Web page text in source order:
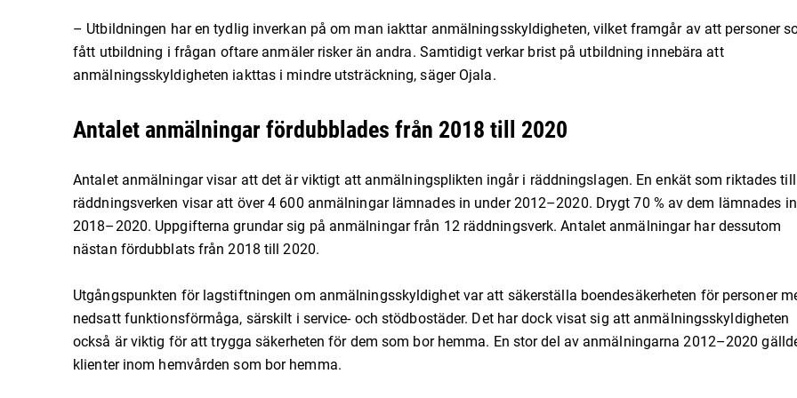
– Utbildningen har en tydlig inverkan på om man iakttar anmälningsskyldigheten, vilket framgår av att personer
fått utbildning i frågan oftare anmäler risker än andra. Samtidigt verkar brist på utbildning innebära att
anmälningsskyldigheten iakttas i mindre utsträckning, säger Ojala.
Antalet anmälningar fördubblades från 2018 till 2020
Antalet anmälningar visar att det är viktigt att anmälningsplikten ingår i räddningslagen. En enkät som riktades till
räddningsverken visar att över 4 600 anmälningar lämnades in under 2012–2020. Drygt 70 % av dem lämnades in
2018–2020. Uppgifterna grundar sig på anmälningar från 12 räddningsverk. Antalet anmälningar har dessutom
nästan fördubblats från 2018 till 2020.
Utgångspunkten för lagstiftningen om anmälningsskyldighet var att säkerställa boendesäkerheten för personer
nedsatt funktionsförmåga, särskilt i service- och stödbostäder. Det har dock visat sig att anmälningsskyldigheten
också är viktig för att trygga säkerheten för dem som bor hemma. En stor del av anmälningarna 2012–2020
klienter inom hemvården som bor hemma.